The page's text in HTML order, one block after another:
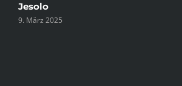
Jesolo
9. März 2025